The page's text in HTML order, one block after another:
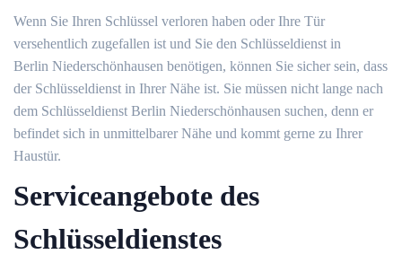
Wenn Sie Ihren Schlüssel verloren haben oder Ihre Tür
versehentlich zugefallen ist und Sie den Schlüsseldienst in
Berlin Niederschönhausen benötigen, können Sie sicher sein, dass
der Schlüsseldienst in Ihrer Nähe ist. Sie müssen nicht lange nach
dem Schlüsseldienst Berlin Niederschönhausen suchen, denn er
befindet sich in unmittelbarer Nähe und kommt gerne zu Ihrer
Haustür.
Serviceangebote des
Schlüsseldienstes